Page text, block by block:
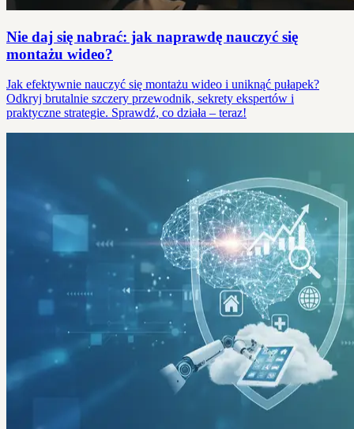
Nie daj się nabrać: jak naprawdę nauczyć się
montażu wideo?
Jak efektywnie nauczyć się montażu wideo i uniknąć pułapek?
Odkryj brutalnie szczery przewodnik, sekrety ekspertów i
praktyczne strategie. Sprawdź, co działa – teraz!